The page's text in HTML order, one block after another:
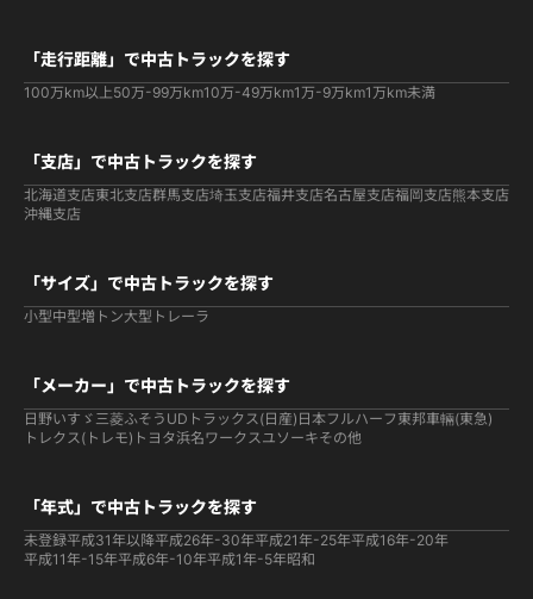
「走行距離」で中古トラックを探す
100万km以上50万-99万km10万-49万km1万-9万km1万km未満
「支店」で中古トラックを探す
北海道支店東北支店群馬支店埼玉支店福井支店名古屋支店福岡支店熊本支店
沖縄支店
「サイズ」で中古トラックを探す
小型中型増トン大型 トレーラ
「メーカー」で中古トラックを探す
日野いすゞ 三菱ふそう UDトラックス(日産) 日本フルハーフ 東邦車輛(東急)
トレクス(トレモ) トヨタ浜名ワークス ユソーキその他
「年式」で中古トラックを探す
未登録平成31年以降平成26年-30年平成21年-25年平成16年-20年
平成11年-15年平成6年-10年平成1年-5年昭和